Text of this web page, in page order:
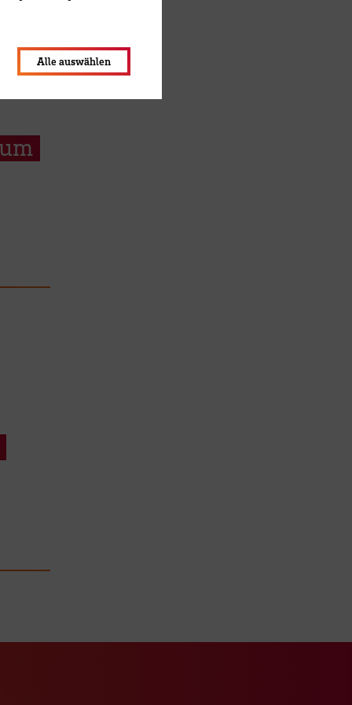
Seite
Xing Seite
unserer LinkedIn Seite
Alle auswählen